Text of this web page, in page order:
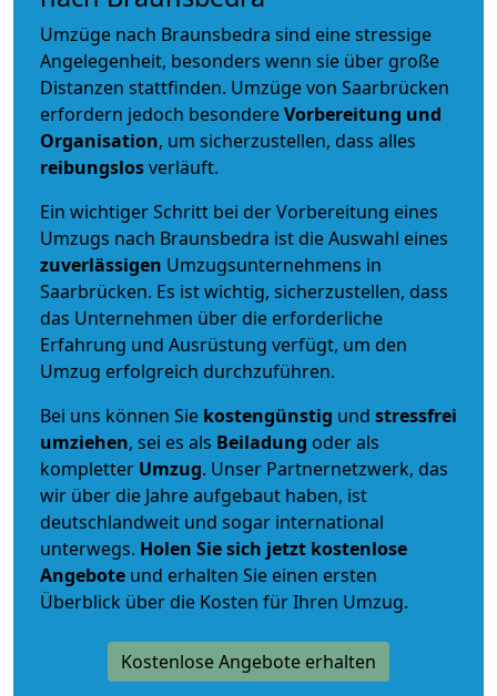
Umzüge nach Braunsbedra sind eine stressige
Angelegenheit, besonders wenn sie über große
Distanzen stattfinden. Umzüge von Saarbrücken
erfordern jedoch besondereVorbereitung und
Organisation, um sicherzustellen, dass alles
reibungslosverläuft.
Ein wichtiger Schritt bei der Vorbereitung eines
Umzugs nach Braunsbedra ist die Auswahl eines
zuverlässigen Umzugsunternehmens in
Saarbrücken. Es ist wichtig, sicherzustellen, dass
das Unternehmen über die erforderliche
Erfahrung und Ausrüstung verfügt, um den
Umzug erfolgreich durchzuführen.
Bei uns können Sie kostengünstig und stressfrei
umziehen, sei es als Beiladung oder als
kompletter Umzug. Unser Partnernetzwerk, das
wir über die Jahre aufgebaut haben, ist
deutschlandweit und sogar international
unterwegs. Holen Sie sich jetzt kostenlose
Angebote und erhalten Sie einen ersten
Überblick über die Kosten für Ihren Umzug.
Kostenlose Angebote erhalten